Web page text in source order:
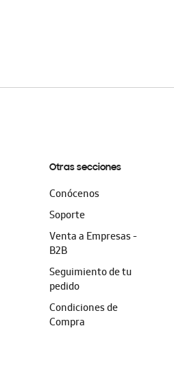
Otras secciones
Conócenos
Soporte
Venta a Empresas -
B2B
Seguimiento de tu
pedido
Condiciones de
Compra